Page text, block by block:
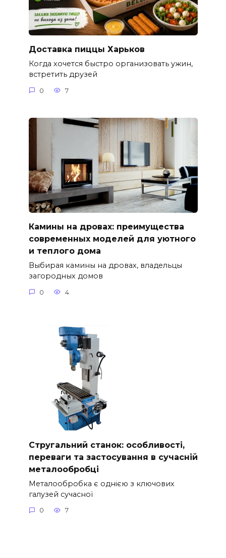
Доставка пиццы Харьков
Когда хочется быстро организовать ужин,
встретить друзей
0 7
Камины на дровах: преимущества
современных моделей для уютного
и теплого дома
Выбирая камины на дровах, владельцы
загородных домов
0 4
Стругальний станок: особливості,
переваги та застосування в сучасній
металообробці
Металообробка є однією з ключових
галузей сучасної
0 7